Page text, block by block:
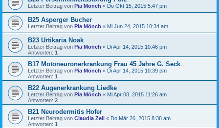
Letzter Beitrag von Pia Mönch « Do Okt 15, 2015 5:47 pm
B25 Asperger Bucher
Letzter Beitrag von Pia Mönch « Mi Jun 24, 2015 10:34 am
B23 Urtikaria Noak
Letzter Beitrag von Pia Mönch « Di Apr 14, 2015 10:46 pm
Antworten: 1
B17 Motoneuronerkrankung Frau 45 Jahre G. Seck
Letzter Beitrag von Pia Mönch « Di Apr 14, 2015 10:39 pm
Antworten: 1
B22 Augenerkrankung Liedke
Letzter Beitrag von Pia Mönch « Mi Apr 08, 2015 11:26 am
Antworten: 2
B21 Neurodermitis Hofer
Letzter Beitrag von Claudia Zell « Do Mär 26, 2015 8:38 am
Antworten: 1